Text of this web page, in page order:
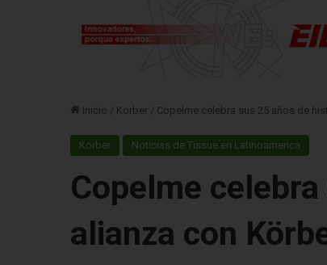
Inicio / Korber / Copelme celebra sus 25 años de
Korber Noticias de Tissue en Latinoamerica
Copelme
alianza con